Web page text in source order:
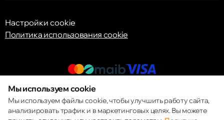
Настройки cookie
Политика использования cookie
© 2013 – 2026 ECOM
Мы используем cookie
Мы используем файлы cookie, чтобы улучшить работу сайта,
анализировать трафик и в маркетинговых целях. Вы можете